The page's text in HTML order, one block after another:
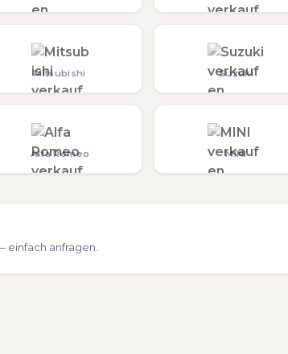
Mitsubishi Suzuki
Alfa Romeo MINI
einfach anfragen.